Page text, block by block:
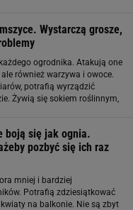
Wystarczą grosze,
ogrodnika. Atakują one
również warzywa i owoce.
potrafią wyrządzić
Żywią się sokiem roślinnym,
boją się jak ognia.
pozbyć się ich raz
mniej i bardziej
Potrafią zdziesiątkować
na balkonie. Nie są zbyt